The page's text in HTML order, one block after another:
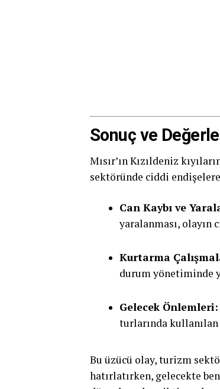
Sonuç ve
Mısır’ın Kızıldeniz
sektöründe ciddi
Can Kaybı ve
yaralanması,
Kurtarma
durum yönetiminde
Gelecek Önlemleri:
turlarında
Bu üzücü olay, turizm
hatırlatırken, gelecekte